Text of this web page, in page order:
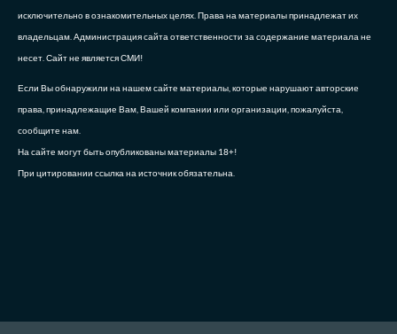
исключительно в ознакомительных целях. Права на материалы принадлежат их
владельцам. Администрация сайта ответственности за содержание материала не
несет. Сайт не является СМИ!
Если Вы обнаружили на нашем сайте материалы, которые нарушают авторские
права, принадлежащие Вам, Вашей компании или организации, пожалуйста,
сообщите нам.
На сайте могут быть опубликованы материалы 18+!
При цитировании ссылка на источник обязательна.